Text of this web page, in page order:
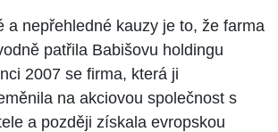
a nepřehledné kauzy je to, že farma
patřila Babišovu holdingu
2007 se firma, která ji
na akciovou společnost s
a později získala evropskou